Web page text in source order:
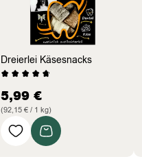
Dreierlei Käsesnacks
5,99 €
(92,15 € / 1 kg)